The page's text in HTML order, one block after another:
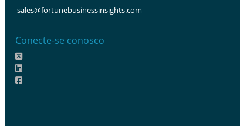
sales@fortunebusinessinsights.com
Conecte-se conosco